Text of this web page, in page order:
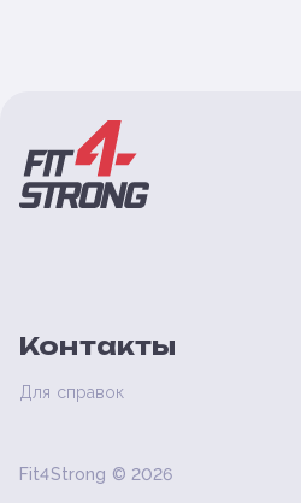
Контакты
Для справок
Fit4Strong © 2026